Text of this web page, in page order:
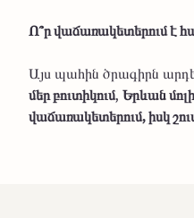
Ո՞ր վաճառակետերում է
Այս պահին ծրագիրն
մեր բուտիկում, Երևան մոլի
վաճառակետերում, իսկ